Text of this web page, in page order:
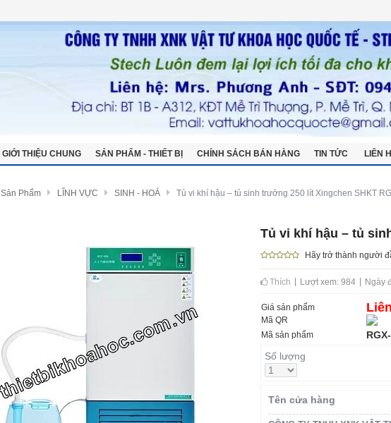
GIỚI THIỆU CHUNG SẢN PHẨM - THIẾT BỊ CHÍNH SÁCH BÁN HÀNG TIN TỨC LIÊN
Sản Phẩm LĨNH VỰC SINH - HOÁ Tủ vi khí hậu – tủ sinh trưởng 250 lít Xingchen SHKT
Tủ vi khí hậu – tủ
Hãy trở thành người
Thích Lượt xem: 984 Ngày
Giá sản phẩm
Mã QR
Mã sản phẩm
Số lượng
Tên cửa hàng